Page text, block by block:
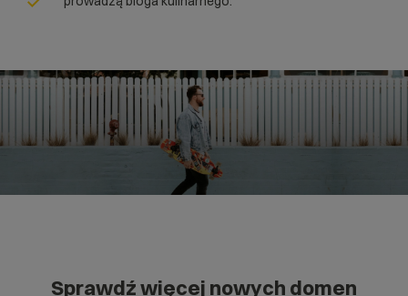
Sprawdź więcej nowych domen